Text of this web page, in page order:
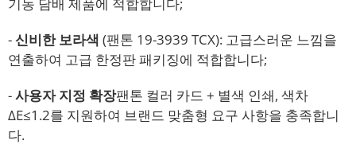
-신비한 보라색 (팬톤 19-3939 TCX): 고급스러운 느낌을
연출하여 고급 한정판 패키징에 적합합니다;
-사용자 지정 확장팬톤 컬러 카드 + 별색 인쇄, 색차
ΔE≤1.2를 지원하여 브랜드 맞춤형 요구 사항을 충족합니
다.